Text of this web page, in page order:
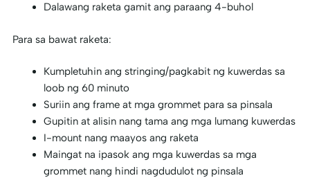
Dalawang raketa gamit ang paraang 4-buhol
Para sa bawat raketa:
Kumpletuhin ang stringing/pagkabit ng kuwerdas sa
loob ng 60 minuto
Suriin ang frame at mga grommet para sa pinsala
Gupitin at alisin nang tama ang mga lumang kuwerdas
I-mount nang maayos ang raketa
Maingat na ipasok ang mga kuwerdas sa mga
grommet nang hindi nagdudulot ng pinsala